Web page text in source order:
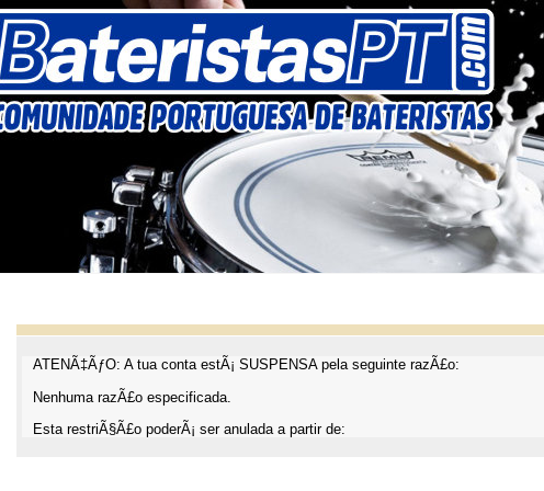
ATENÃ‡ÃƒO: A tua conta estÃ¡ SUSPENSA pela seguinte razÃ£o:
Nenhuma razÃ£o especificada.
Esta restriÃ§Ã£o poderÃ¡ ser anulada a partir de: